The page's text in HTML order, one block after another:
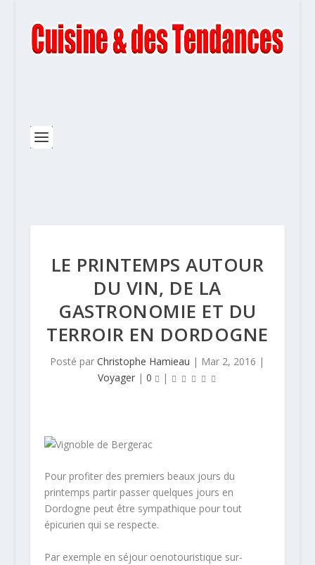
LE PRINTEMPS AUTOUR
DU VIN, DE LA
GASTRONOMIE ET DU
TERROIR EN DORDOGNE
Posté parChristophe Hamieau | Mar 2, 2016 |
Voyager| 0 |
Pour profiter des premiers beaux jours du
printemps partir passer quelques jours en
Dordogne peut être sympathique pour tout
épicurien qui se respecte.
Par exemple en séjour oenotouristique sur-